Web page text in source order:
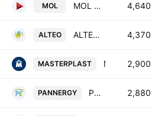
MOL MOL Hungarian Oil & Gas Plc Class A 4,640
ALTEO ALTEO Energy Services Plc Class A 4,370
MASTERPLAST 2,900
PANNERGY PannErgy Nyrt 2,880